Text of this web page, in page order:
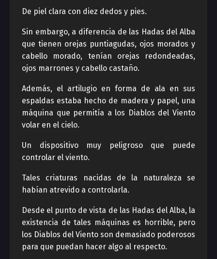
De piel clara con diez dedos y pies.
Sin embargo, a diferencia de las Hadas del Alba
que tienen orejas puntiagudas, ojos morados y
cabello morado, tenían orejas redondeadas,
ojos marrones y cabello castaño.
Además, el artilugio en forma de ala en sus
espaldas estaba hecho de madera y papel, una
máquina que permitía a los Diablos del Viento
volar en el cielo.
Un dispositivo muy peligroso que puede
controlar el viento.
Tales criaturas nacidas de la naturaleza se
habían atrevido a controlarla.
Desde el punto de vista de las Hadas del Alba, la
existencia de tales máquinas es horrible, pero
los Diablos del Viento son demasiado poderosos
para que puedan hacer algo al respecto.